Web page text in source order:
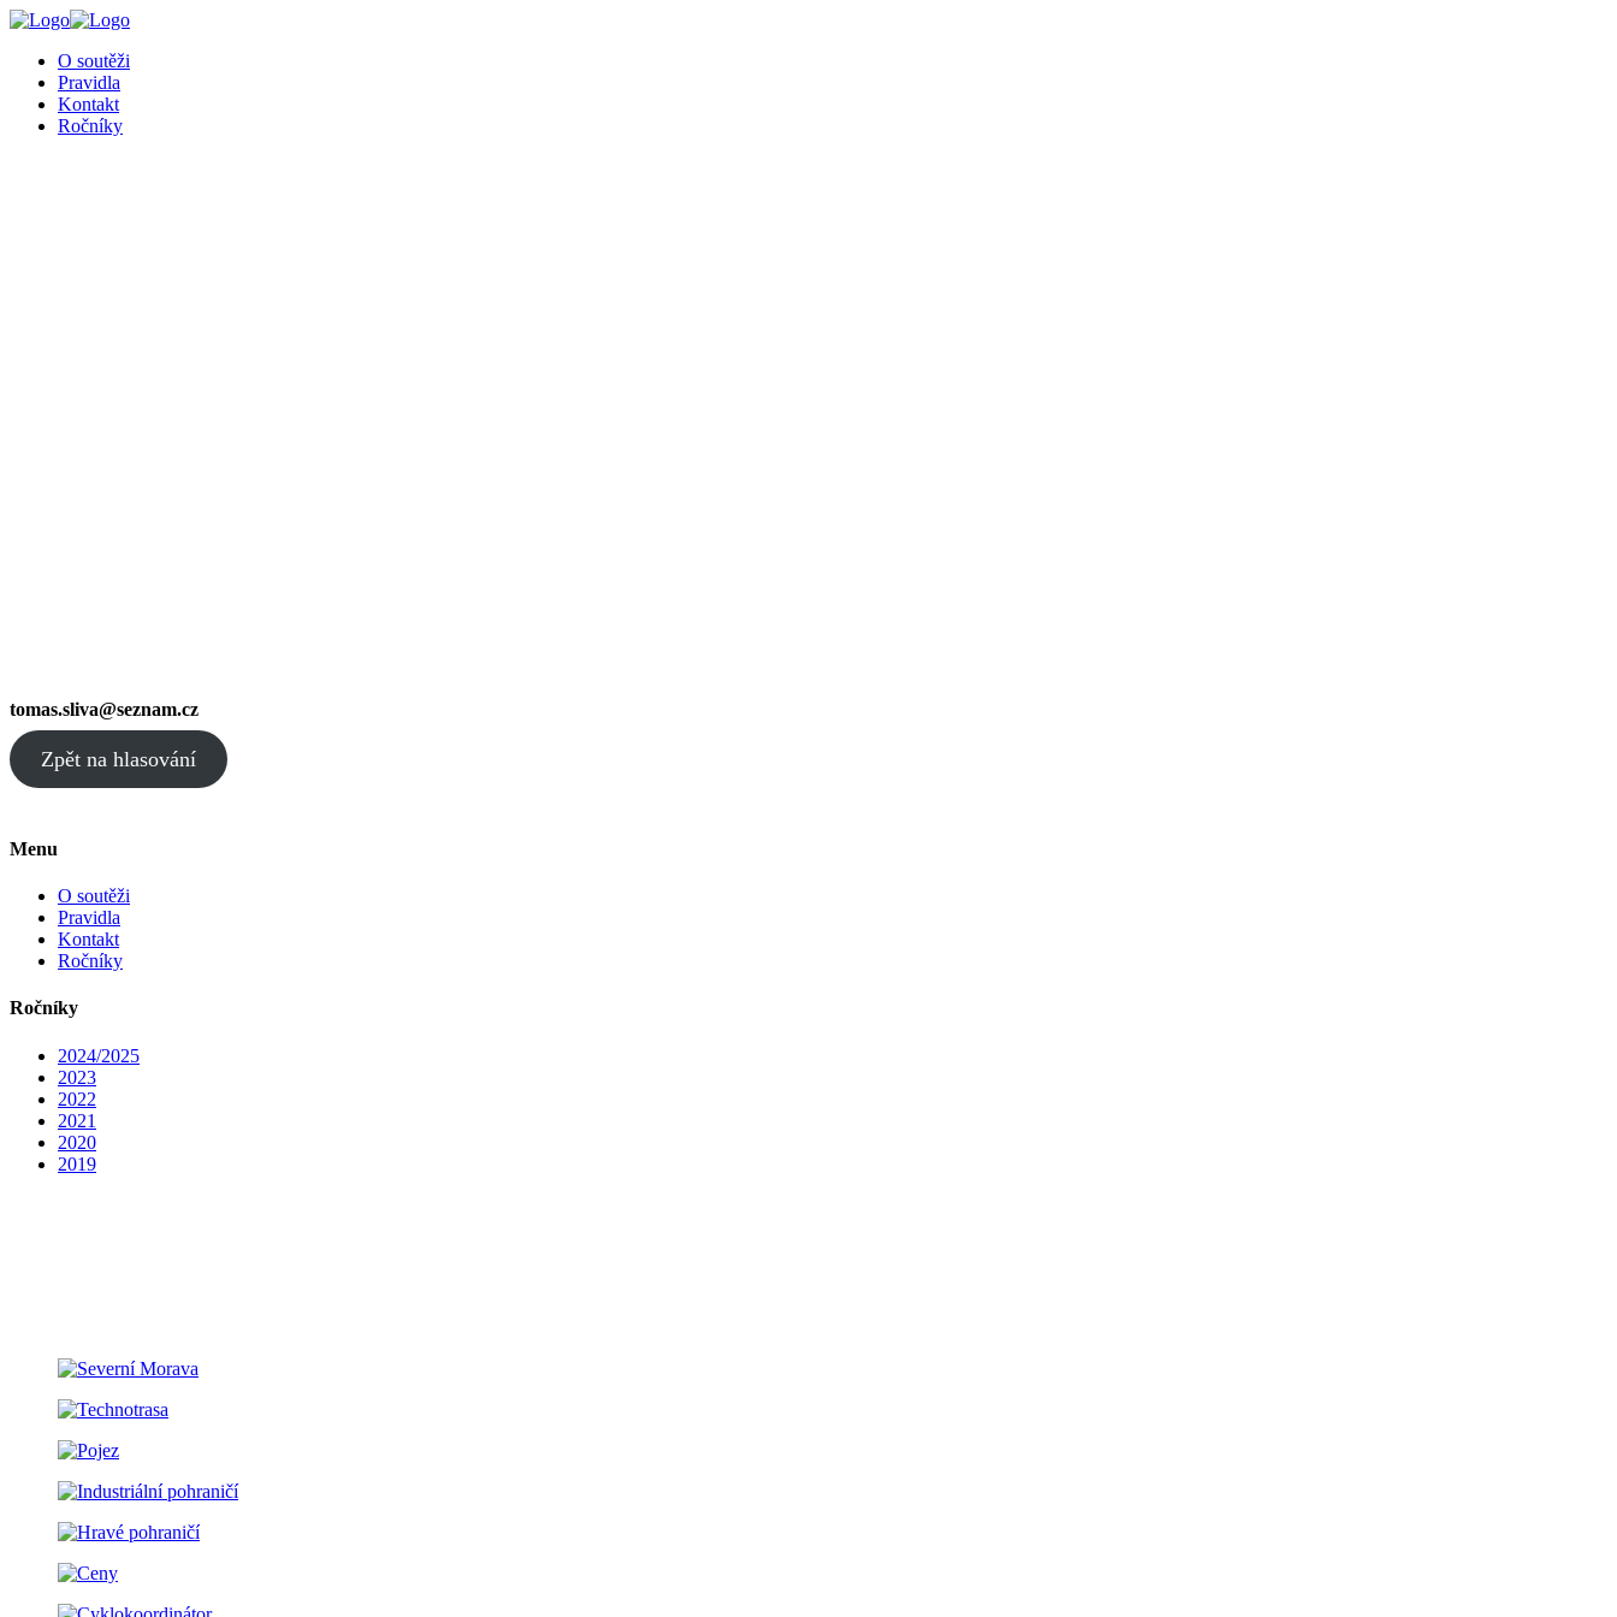
O soutěži
Pravidla
Kontakt
Ročníky
tomas.sliva@seznam.cz
Zpět na hlasování
Menu
O soutěži
Pravidla
Kontakt
Ročníky
Ročníky
2024/2025
2023
2022
2021
2020
2019